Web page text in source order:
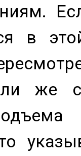
в
же